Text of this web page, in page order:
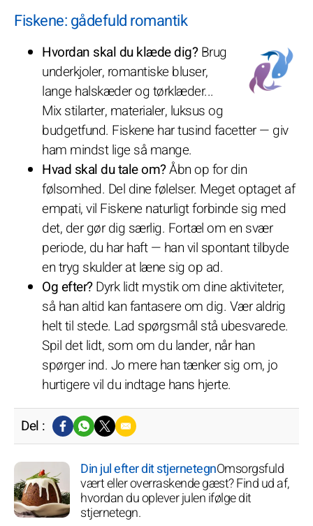
Fiskene: gådefuld romantik
Hvordan skal du klæde dig?Brug
underkjoler, romantiske bluser,
lange halskæder og tørklæder...
Mix stilarter, materialer, luksus og
budgetfund. Fiskene har tusind facetter — giv
ham mindst lige så mange.
Hvad skal du tale om?Åbn op for din
følsomhed. Del dine følelser. Meget optaget af
empati, vil Fiskene naturligt forbinde sig med
det, der gør dig særlig. Fortæl om en svær
periode, du har haft — han vil spontant tilbyde
en tryg skulder at læne sig op ad.
Og efter?Dyrk lidt mystik om dine aktiviteter,
så han altid kan fantasere om dig. Vær aldrig
helt til stede. Lad spørgsmål stå ubesvarede.
Spil det lidt, som om du lander, når han
spørger ind. Jo mere han tænker sig om, jo
hurtigere vil du indtage hans hjerte.
Del :
Din jul efter dit stjernetegnOmsorgsfuld
vært eller overraskende gæst? Find ud af,
hvordan du oplever julen ifølge dit
stjernetegn.